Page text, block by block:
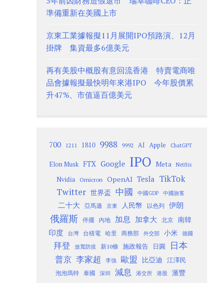
準備重新在美國上市
京東工業據報擬11月展開IPO預路演、12月
掛牌 集資最多6億美元
再有美股中概股有意回流香港 特賣電商唯
品會據報擬最快明年來港IPO 今年股價累
升47%、市值逼百億美元
700 1211 1810 9988 9992 AI Apple ChatGPT
Elon Musk FTX Google IPO Meta Netflix
Nvidia Omicron OpenAI Tesla TikTok
Twitter 世界盃 中國 中國GDP 中國旅客
二十大 亞馬遜 京東 人民幣 以色列 伊朗
俄羅斯 停擺 內地 加息 加拿大 北京
南韓
印度
台灣 台積電 哈里 商務部 外交部 小米 德國
拜登 放寬防疫 新10條 施政報告 日圓 日本
普京 李家超 李強 歐盟 比亞迪 江澤民
泡泡瑪特 泰國 深圳 減息 港交所 港股 滙豐